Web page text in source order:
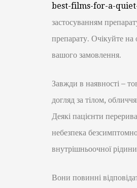
best-films-for-a-
застосуванням
препарату. Очікуйте
вашого замовлення.
Завжди в наявності –
догляд за тілом,
Деякі пацієнти
небезпека
внутрішньоочної
Вони повинні